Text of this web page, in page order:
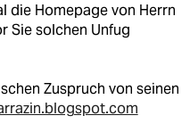
die Homepage von Herrn
Sie solchen Unfug
Zuspruch von seinen